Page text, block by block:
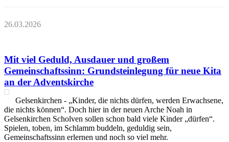
26.03.2026
Mit viel Geduld, Ausdauer und großem
Gemeinschaftssinn: Grundsteinlegung für neue Kita
an der Adventskirche
Gelsenkirchen - „Kinder, die nichts dürfen, werden Erwachsene,
die nichts können“. Doch hier in der neuen Arche Noah in
Gelsenkirchen Scholven sollen schon bald viele Kinder „dürfen“.
Spielen, toben, im Schlamm buddeln, geduldig sein,
Gemeinschaftssinn erlernen und noch so viel mehr.